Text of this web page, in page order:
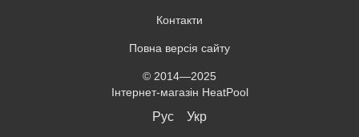
Контакти
Повна версія сайту
© 2014—2025
Інтернет-магазін HeatPool
Рус Укр